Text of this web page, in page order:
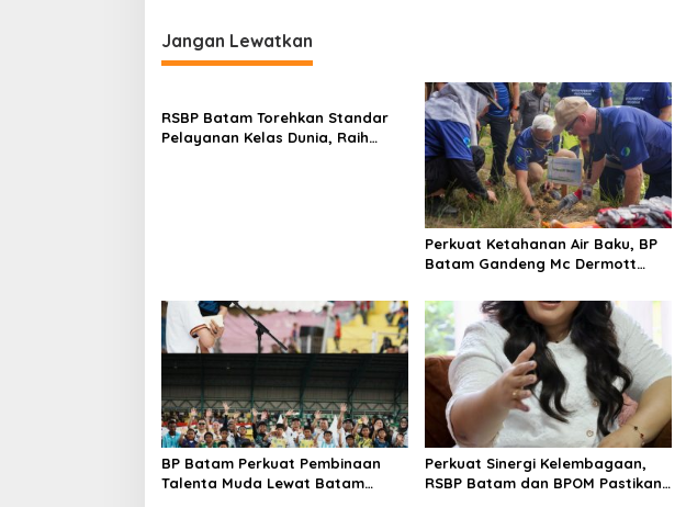
i
g
a
s
Jangan Lewatkan
RSBP Batam Torehkan Standar
Pelayanan Kelas Dunia, Raih
Perkuat Ketahanan Air Baku, BP
Batam Gandeng Mc Dermott
Bendungan Sei Nongsa
BP Batam Perkuat Pembinaan
Talenta Muda Lewat Batam
Perkuat Sinergi Kelembagaan,
RSBP Batam dan BPOM Pastikan